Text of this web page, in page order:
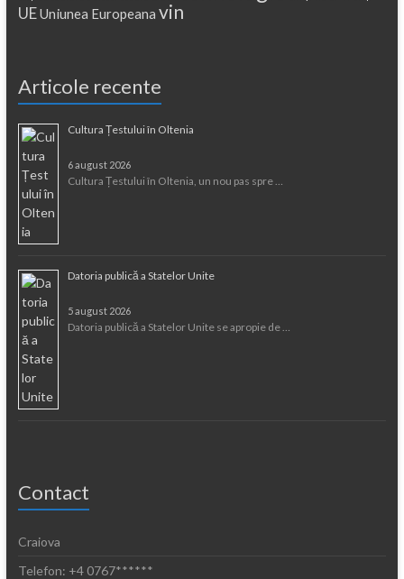
UEUniunea Europeana vin
Articole recente
Cultura Țestului în Oltenia
6 august 2026
Cultura Țestului în Oltenia, un nou pas spre …
Datoria publică a Statelor Unite
5 august 2026
Datoria publică a Statelor Unite se apropie de …
Contact
Craiova
Telefon: +4 0767******